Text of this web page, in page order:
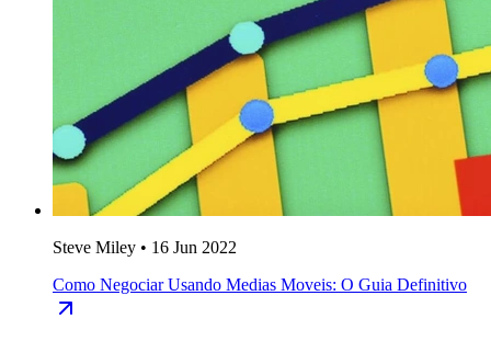
Steve Miley • 16 Jun 2022
Como Negociar Usando Medias Moveis: O Guia Definitivo